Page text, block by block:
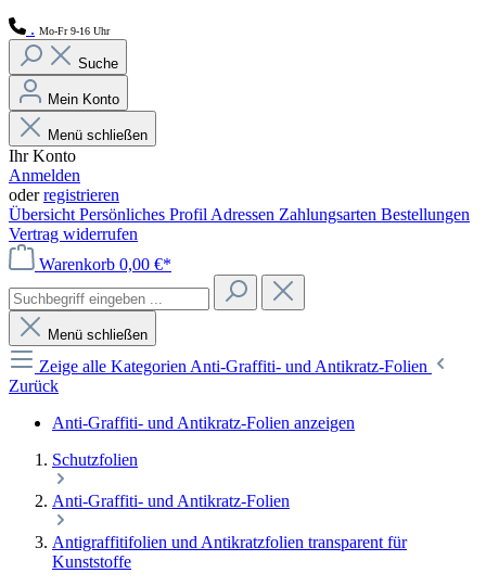
. Mo-Fr 9-16 Uhr
Suche
Mein Konto
Menü schließen
Ihr Konto
Anmelden
oderregistrieren
Übersicht Persönliches Profil Adressen Zahlungsarten Bestellungen
Vertrag widerrufen
Warenkorb 0,00 €*
Menü schließen
Zeige alle Kategorien Anti-Graffiti- und Antikratz-Folien
Zurück
Anti-Graffiti- und Antikratz-Folien anzeigen
Schutzfolien
Anti-Graffiti- und Antikratz-Folien
Antigraffitifolien und Antikratzfolien transparent für
Kunststoffe